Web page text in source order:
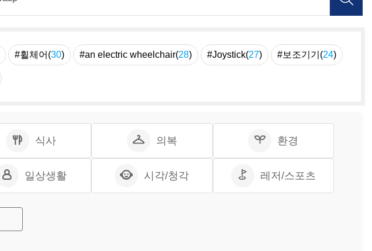
#휠체어(30) #an electric wheelchair(28) #Joystick(27) #보조기기(24)
식사 의복 환경
일상생활 시각/청각 레저/스포츠